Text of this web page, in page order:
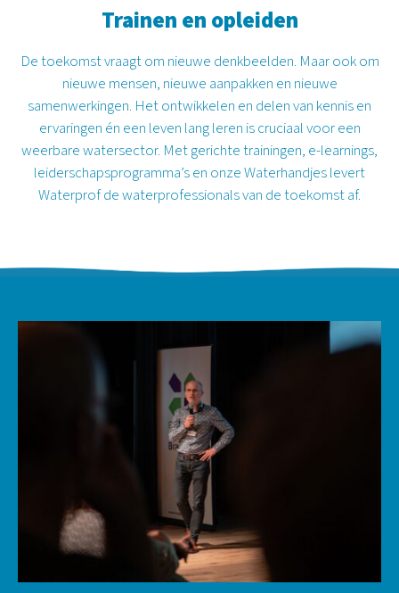
Trainen en opleiden
De toekomst vraagt om nieuwe denkbeelden. Maar ook om
nieuwe mensen, nieuwe aanpakken en nieuwe
samenwerkingen. Het ontwikkelen en delen van kennis en
ervaringen én een leven lang leren is cruciaal voor een
weerbare watersector. Met gerichte trainingen, e-learnings,
leiderschapsprogramma’s en onze Waterhandjes levert
Waterprof de waterprofessionals van de toekomst af.